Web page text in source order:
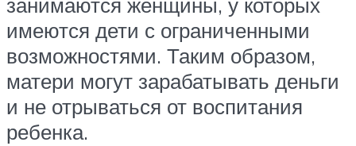
занимаются женщины, у которых
имеются дети с ограниченными
возможностями. Таким образом,
матери могут зарабатывать деньги
и не отрываться от воспитания
ребенка.